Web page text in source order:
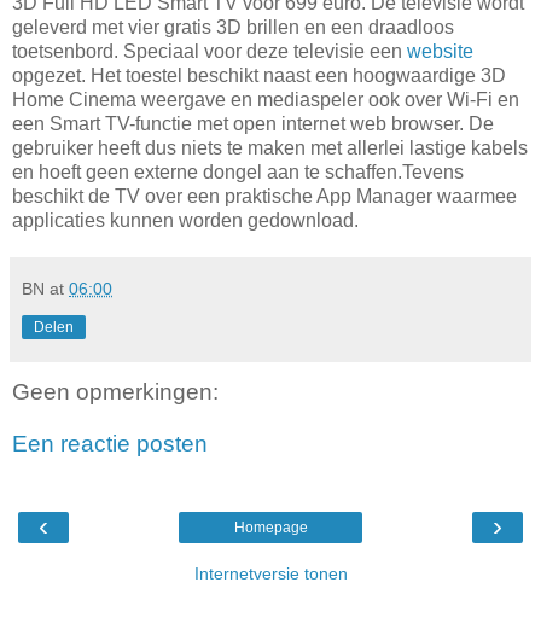
geleverd met vier gratis 3D brillen en een draadloos
toetsenbord. Speciaal voor deze televisie een website
opgezet. Het toestel beschikt naast een hoogwaardige 3D
Home Cinema weergave en mediaspeler ook over Wi-Fi en
een Smart TV-functie met open internet web browser. De
gebruiker heeft dus niets te maken met allerlei lastige kabels
en hoeft geen externe dongel aan te schaffen.Tevens
beschikt de TV over een praktische App Manager waarmee
applicaties kunnen worden gedownload.
BN at 06:00
Delen
Geen opmerkingen:
Een reactie posten
‹ ›
Homepage
Internetversie tonen